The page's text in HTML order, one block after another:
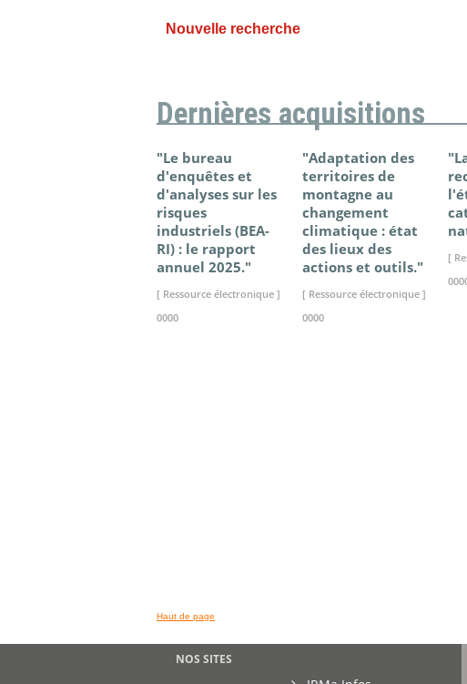
Nouvelle recherche
Dernières acquisitions
"Le bureau
d'enquêtes et
d'analyses sur les
risques
industriels (BEA-
RI) : le rapport
annuel 2025."
[ Ressource électronique ]
0000
"Adaptation des
territoires de
montagne au
changement
climatique : état
des lieux des
actions et outils."
[ Ressource électronique ]
0000
[
Haut de page
NOS SITES